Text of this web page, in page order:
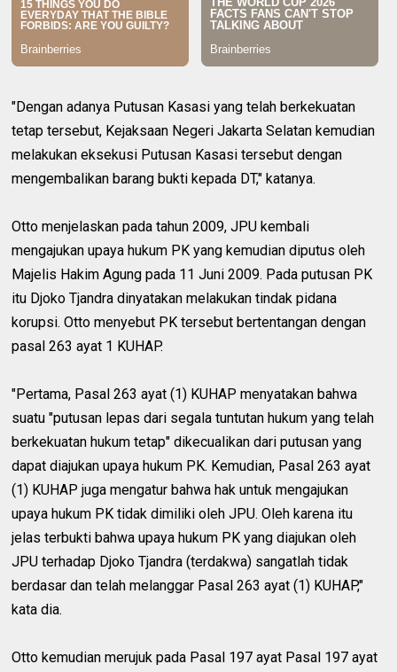
"Dengan adanya Putusan Kasasi yang telah berkekuatan
tetap tersebut, Kejaksaan Negeri Jakarta Selatan kemudian
melakukan eksekusi Putusan Kasasi tersebut dengan
mengembalikan barang bukti kepada DT," katanya.
Otto menjelaskan pada tahun 2009, JPU kembali
mengajukan upaya hukum PK yang kemudian diputus oleh
Majelis Hakim Agung pada 11 Juni 2009. Pada putusan PK
itu Djoko Tjandra dinyatakan melakukan tindak pidana
korupsi. Otto menyebut PK tersebut bertentangan dengan
pasal 263 ayat 1 KUHAP.
"Pertama, Pasal 263 ayat (1) KUHAP menyatakan bahwa
suatu "putusan lepas dari segala tuntutan hukum yang telah
berkekuatan hukum tetap" dikecualikan dari putusan yang
dapat diajukan upaya hukum PK. Kemudian, Pasal 263 ayat
(1) KUHAP juga mengatur bahwa hak untuk mengajukan
upaya hukum PK tidak dimiliki oleh JPU. Oleh karena itu
jelas terbukti bahwa upaya hukum PK yang diajukan oleh
JPU terhadap Djoko Tjandra (terdakwa) sangatlah tidak
berdasar dan telah melanggar Pasal 263 ayat (1) KUHAP,"
kata dia.
Otto kemudian merujuk pada Pasal 197 ayat Pasal 197 ayat